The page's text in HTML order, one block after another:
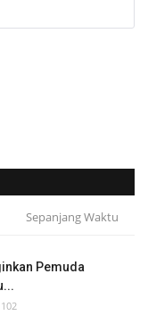
Sepanjang Waktu
Pemuda
102